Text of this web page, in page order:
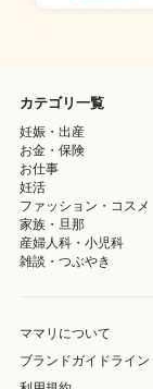
カテゴリ一覧
妊娠・出産
お金・保険
お仕事
妊活
ファッション・コスメ
家族・旦那
産婦人科・小児科
雑談・つぶやき
ママリについて
ブランドガイドライン